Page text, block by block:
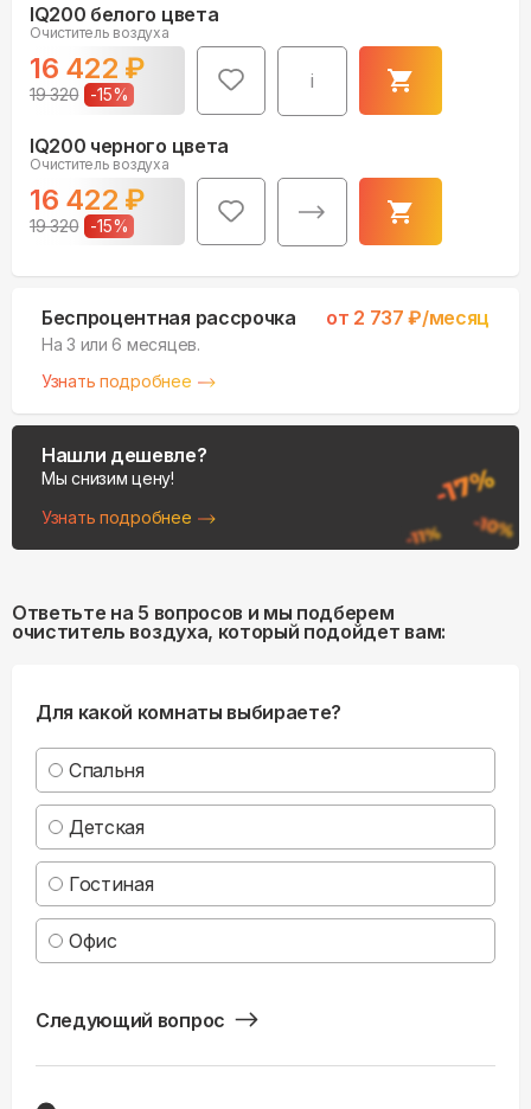
IQ200 белого цвета
Очиститель воздуха
16 422 ₽
19 320 -15%
i
IQ200 черного цвета
Очиститель воздуха
16 422 ₽
19 320 -15%
Беспроцентная рассрочка от 2 737 ₽/месяц
На 3 или 6 месяцев.
Узнать подробнее
Нашли дешевле?
Мы снизим цену!
Узнать подробнее
Ответьте на 5 вопросов и мы подберем
очиститель воздуха, который подойдет вам:
Для какой комнаты выбираете?
Спальня
Детская
Гостиная
Офис
Следующий вопрос